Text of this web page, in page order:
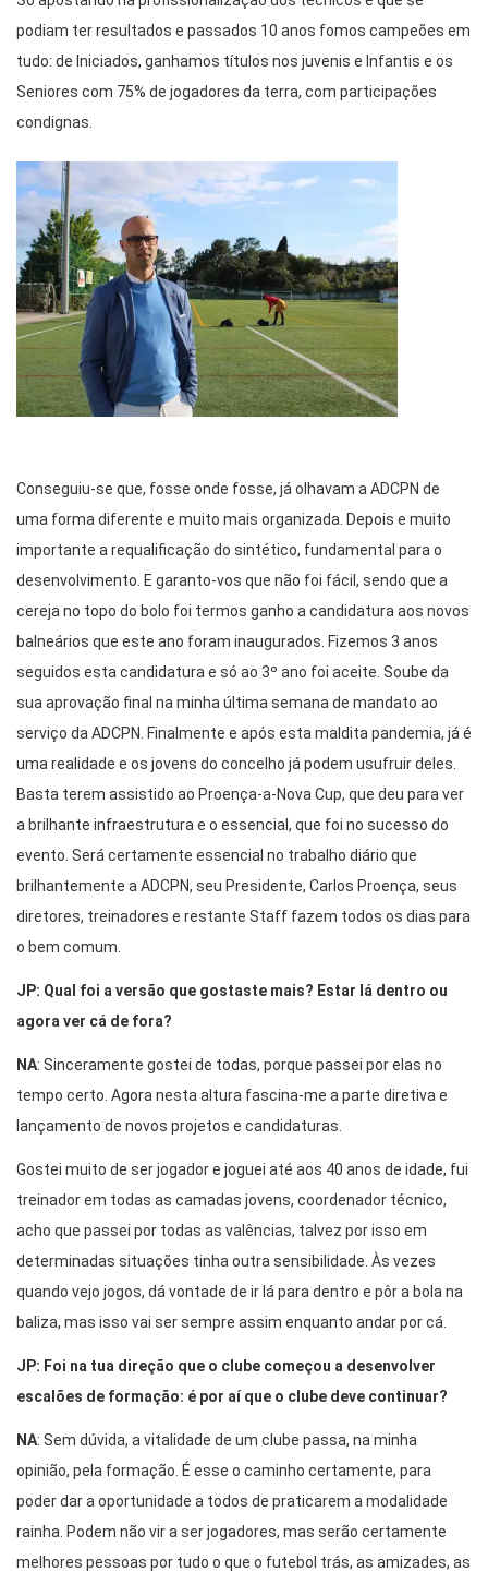
podiam ter resultados e passados 10 anos fomos campeões em
tudo: de Iniciados, ganhamos títulos nos juvenis e Infantis e os
Seniores com 75% de jogadores da terra, com participações
condignas.
Conseguiu-se que, fosse onde fosse, já olhavam a ADCPN de
uma forma diferente e muito mais organizada. Depois e muito
importante a requalificação do sintético, fundamental para o
desenvolvimento. E garanto-vos que não foi fácil, sendo que a
cereja no topo do bolo foi termos ganho a candidatura aos novos
balneários que este ano foram inaugurados. Fizemos 3 anos
seguidos esta candidatura e só ao 3º ano foi aceite. Soube da
sua aprovação final na minha última semana de mandato ao
serviço da ADCPN. Finalmente e após esta maldita pandemia, já é
uma realidade e os jovens do concelho já podem usufruir deles.
Basta terem assistido ao Proença-a-Nova Cup, que deu para ver
a brilhante infraestrutura e o essencial, que foi no sucesso do
evento. Será certamente essencial no trabalho diário que
brilhantemente a ADCPN, seu Presidente, Carlos Proença, seus
diretores, treinadores e restante Staff fazem todos os dias para
o bem comum.
JP: Qual foi a versão que gostaste mais? Estar lá dentro ou
agora ver cá de fora?
NA: Sinceramente gostei de todas, porque passei por elas no
tempo certo. Agora nesta altura fascina-me a parte diretiva e
lançamento de novos projetos e candidaturas.
Gostei muito de ser jogador e joguei até aos 40 anos de idade, fui
treinador em todas as camadas jovens, coordenador técnico,
acho que passei por todas as valências, talvez por isso em
determinadas situações tinha outra sensibilidade. Às vezes
quando vejo jogos, dá vontade de ir lá para dentro e pôr a bola na
baliza, mas isso vai ser sempre assim enquanto andar por cá.
JP: Foi na tua direção que o clube começou a desenvolver
escalões de formação: é por aí que o clube deve continuar?
NA: Sem dúvida, a vitalidade de um clube passa, na minha
opinião, pela formação. É esse o caminho certamente, para
poder dar a oportunidade a todos de praticarem a modalidade
rainha. Podem não vir a ser jogadores, mas serão certamente
melhores pessoas por tudo o que o futebol trás, as amizades, as